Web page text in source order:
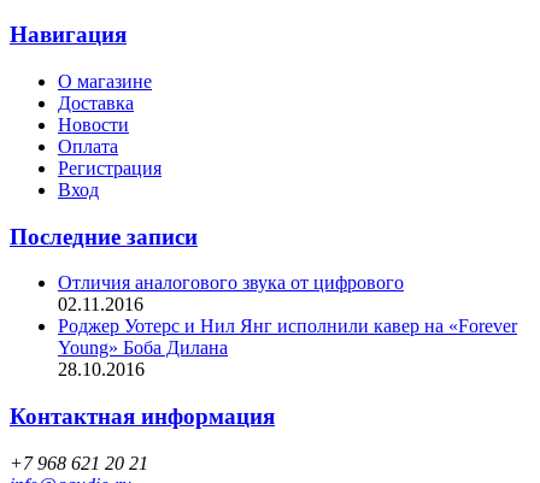
Навигация
О магазине
Доставка
Новости
Оплата
Регистрация
Вход
Последние записи
Отличия аналогового звука от цифрового
02.11.2016
Роджер Уотерс и Нил Янг исполнили кавер на «Forever
Young» Боба Дилана
28.10.2016
Контактная информация
+7 968 621 20 21